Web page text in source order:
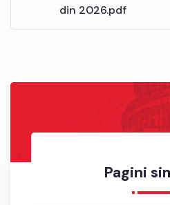
Pagini
din 2026.pdf